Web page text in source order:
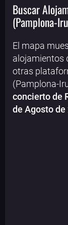
Buscar
(Pamplona-
El mapa
alojamientos
otras
(Pamplona-
concierto de
de Agosto de